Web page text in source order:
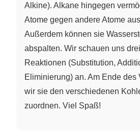
Alkine). Alkane hingegen
Atome gegen andere Atome
Außerdem können sie
abspalten. Wir schauen uns
Reaktionen (Substitution,
Eliminierung) an. Am Ende des
wir sie den verschiedenen
zuordnen. Viel Spaß!